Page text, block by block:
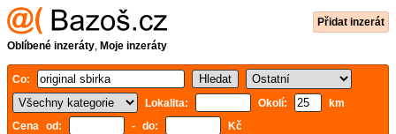
Přidat inzerát
Oblíbené inzeráty, Moje inzeráty
Co:
Lokalita:
Okolí:
km
Cena od:
- do: Kč